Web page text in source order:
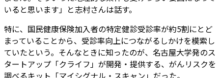
いると思います」と志村さんは話す。
特に、国民健康保険加入者の特定健診受診率が約5割にとど
まっていることから、受診率向上につながるしかけを模索し
ていたという。そんなときに知ったのが、名古屋大学発のス
タートアップ「クライフ」が開発・提供する、がんリスクを
調べるキット「マイシグナル・スキャン」だった。